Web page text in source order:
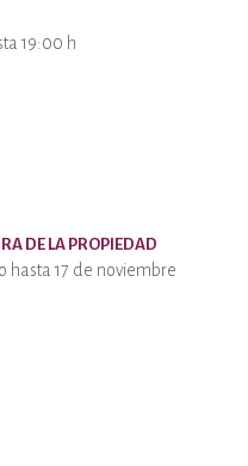
19:00 h
DE LA PROPIEDAD
hasta 17 de noviembre